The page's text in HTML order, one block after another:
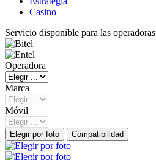
Casino
Servicio disponible para las operadoras
Operadora
Marca
Móvil